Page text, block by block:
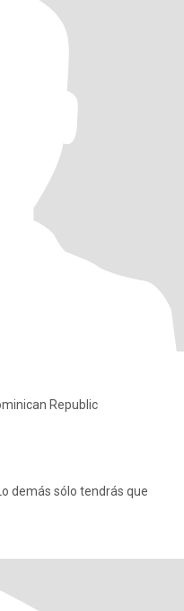
Republic
demás sólo tendrás que